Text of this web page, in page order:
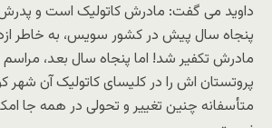
داوید می گفت: مادرش کاتولیک است و پدرش
پنجاه سال پیش در کشور سویس، به خاطر
مادرش تکفیر شد! اما پنجاه سال بعد،
پروتستان اش را در کلیسای کاتولیک آن شهر
متأسفانه چنین تغییر و تحولی در همه جا